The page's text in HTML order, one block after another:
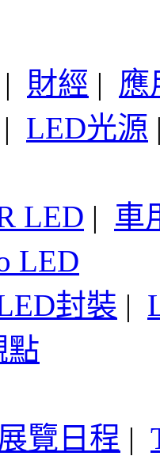
| 財經 | 應
| LED光源
LED | 車
LED
封裝 |
點
展覽日程 |